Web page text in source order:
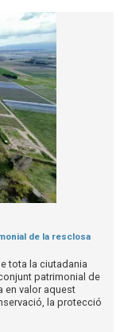
de la resclosa
tota la ciutadania
patrimonial de
en valor aquest
la protecció